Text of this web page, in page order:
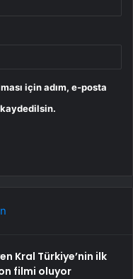
için adım, e-posta
Kral Türkiye’nin ilk
filmi oluyor